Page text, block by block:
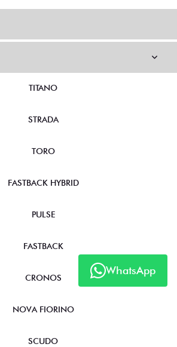
WhatsApp
TITANO
STRADA
TORO
FASTBACK HYBRID
PULSE
FASTBACK
CRONOS
NOVA FIORINO
SCUDO